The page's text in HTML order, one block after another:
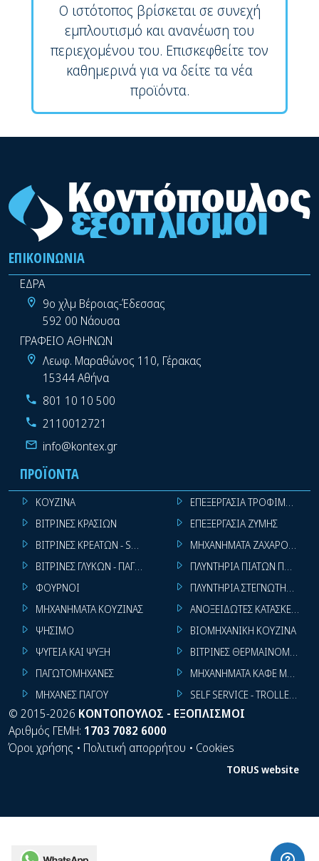
Ο ιστότοπος βρίσκεται σε συνεχή
εμπλουτισμό και ανανέωση του
περιεχομένου του. Επισκεφθείτε τον
καθημερινά για να δείτε τα νέα
προϊόντα.
ΕΠΙΚΟΙΝΩΝΊΑ
ΕΔΡΑ
9ο χλμ Βέροιας-Έδεσσας
592 00 Νάουσα
ΓΡΑΦΕΙΟ ΑΘΗΝΩΝ
Λεωφ. Μαραθώνος 110, Γέρακας
15344 Αθήνα
801 10 10 500
2110012721
info@kontex.gr
WhatsApp
ΠΡΟΪΌΝΤΑ
ΚΟΥΖΙΝΑ
ΒΙΤΡΙΝΕΣ ΚΡΑΣΙΩΝ
ΒΙΤΡΙΝΕΣ ΚΡΕΑΤΩΝ - SUPER MARKET
ΒΙΤΡΙΝΕΣ ΓΛΥΚΩΝ - ΠΑΓΩΤΩΝ
ΦΟΥΡΝΟΙ
ΜΗΧΑΝΗΜΑΤΑ ΚΟΥΖΙΝΑΣ
ΨΗΣΙΜΟ
ΨΥΓΕΙΑ ΚΑΙ ΨΥΞΗ
ΠΑΓΩΤΟΜΗΧΑΝΕΣ
ΜΗΧΑΝΕΣ ΠΑΓΟΥ
ΕΠΕΞΕΡΓΑΣΙΑ ΤΡΟΦΙΜΩΝ
ΕΠΕΞΕΡΓΑΣΙΑ ΖΥΜΗΣ
ΜΗΧΑΝΗΜΑΤΑ
ΠΛΥΝΤΗΡΙΑ ΠΙΑΤΩΝ
ΠΛΥΝΤΗΡΙΑ ΣΤΕΓΝΩΤΗΡΙΑ
ΑΝΟΞΕΙΔΩΤΕΣ ΚΑΤΑΣΚΕΥΕΣ
ΒΙΟΜΗΧΑΝΙΚΗ ΚΟΥΖΙΝΑ
ΒΙΤΡΙΝΕΣ ΘΕΡΜΑΙΝΟΜΕΝΕΣ
ΜΗΧΑΝΗΜΑΤΑ ΚΑΦΕ ΜΠΑΡ
SELF SERVICE - TROLLEY -
© 2015-2026 ΚΟΝΤΟΠΟΥΛΟΣ - ΕΞΟΠΛΙΣΜΟΙ
Αριθμός ΓΕΜΗ: 1703 7082 6000
Όροι χρήσης • Πολιτική απορρήτου • Cookies
TORUS website